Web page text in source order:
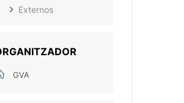
Externos
GVA